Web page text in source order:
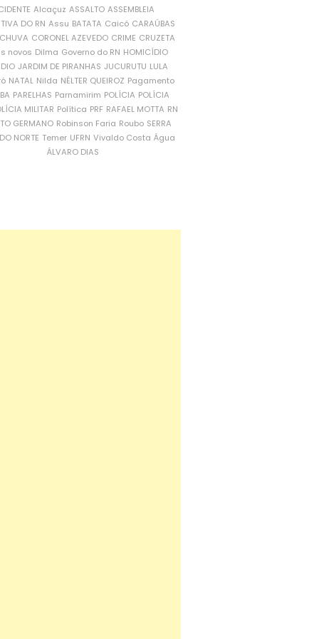
Alcaçuz ASSALTO ASSEMBLEIA
DO RN Assu BATATA Caicó CARAÚBAS
CORONEL AZEVEDO CRIME CRUZETA
novos Dilma Governo do RN HOMICÍDIO
JARDIM DE PIRANHAS JUCURUTU LULA
NATAL Nilda NÉLTER QUEIROZ Pagamento
PARELHAS Parnamirim POLÍCIA POLÍCIA
MILITAR Política PRF RAFAEL MOTTA RN
GERMANO Robinson Faria Roubo SERRA
NORTE Temer UFRN Vivaldo Costa Água
ÁLVARO DIAS